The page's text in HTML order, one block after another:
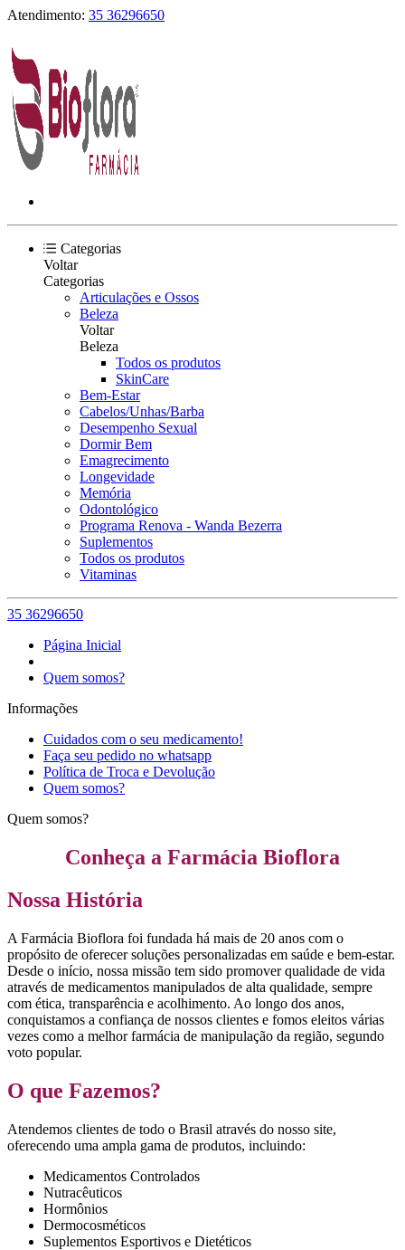
Atendimento: 35 36296650
Categorias
Voltar
Categorias
Articulações e Ossos
Beleza
Voltar
Beleza
Todos os produtos
SkinCare
Bem-Estar
Cabelos/Unhas/Barba
Desempenho Sexual
Dormir Bem
Emagrecimento
Longevidade
Memória
Odontológico
Programa Renova - Wanda Bezerra
Suplementos
Todos os produtos
Vitaminas
35 36296650
Página Inicial
Quem somos?
Informações
Cuidados com o seu medicamento!
Faça seu pedido no whatsapp
Política de Troca e Devolução
Quem somos?
Quem somos?
Conheça a Farmácia Bioflora
Nossa História
A Farmácia Bioflora foi fundada há mais de 20 anos com o
propósito de oferecer soluções personalizadas em saúde e bem-estar.
Desde o início, nossa missão tem sido promover qualidade de vida
através de medicamentos manipulados de alta qualidade, sempre
com ética, transparência e acolhimento. Ao longo dos anos,
conquistamos a confiança de nossos clientes e fomos eleitos várias
vezes como a melhor farmácia de manipulação da região, segundo
voto popular.
O que Fazemos?
Atendemos clientes de todo o Brasil através do nosso site,
oferecendo uma ampla gama de produtos, incluindo:
Medicamentos Controlados
Nutracêuticos
Hormônios
Dermocosméticos
Suplementos Esportivos e Dietéticos